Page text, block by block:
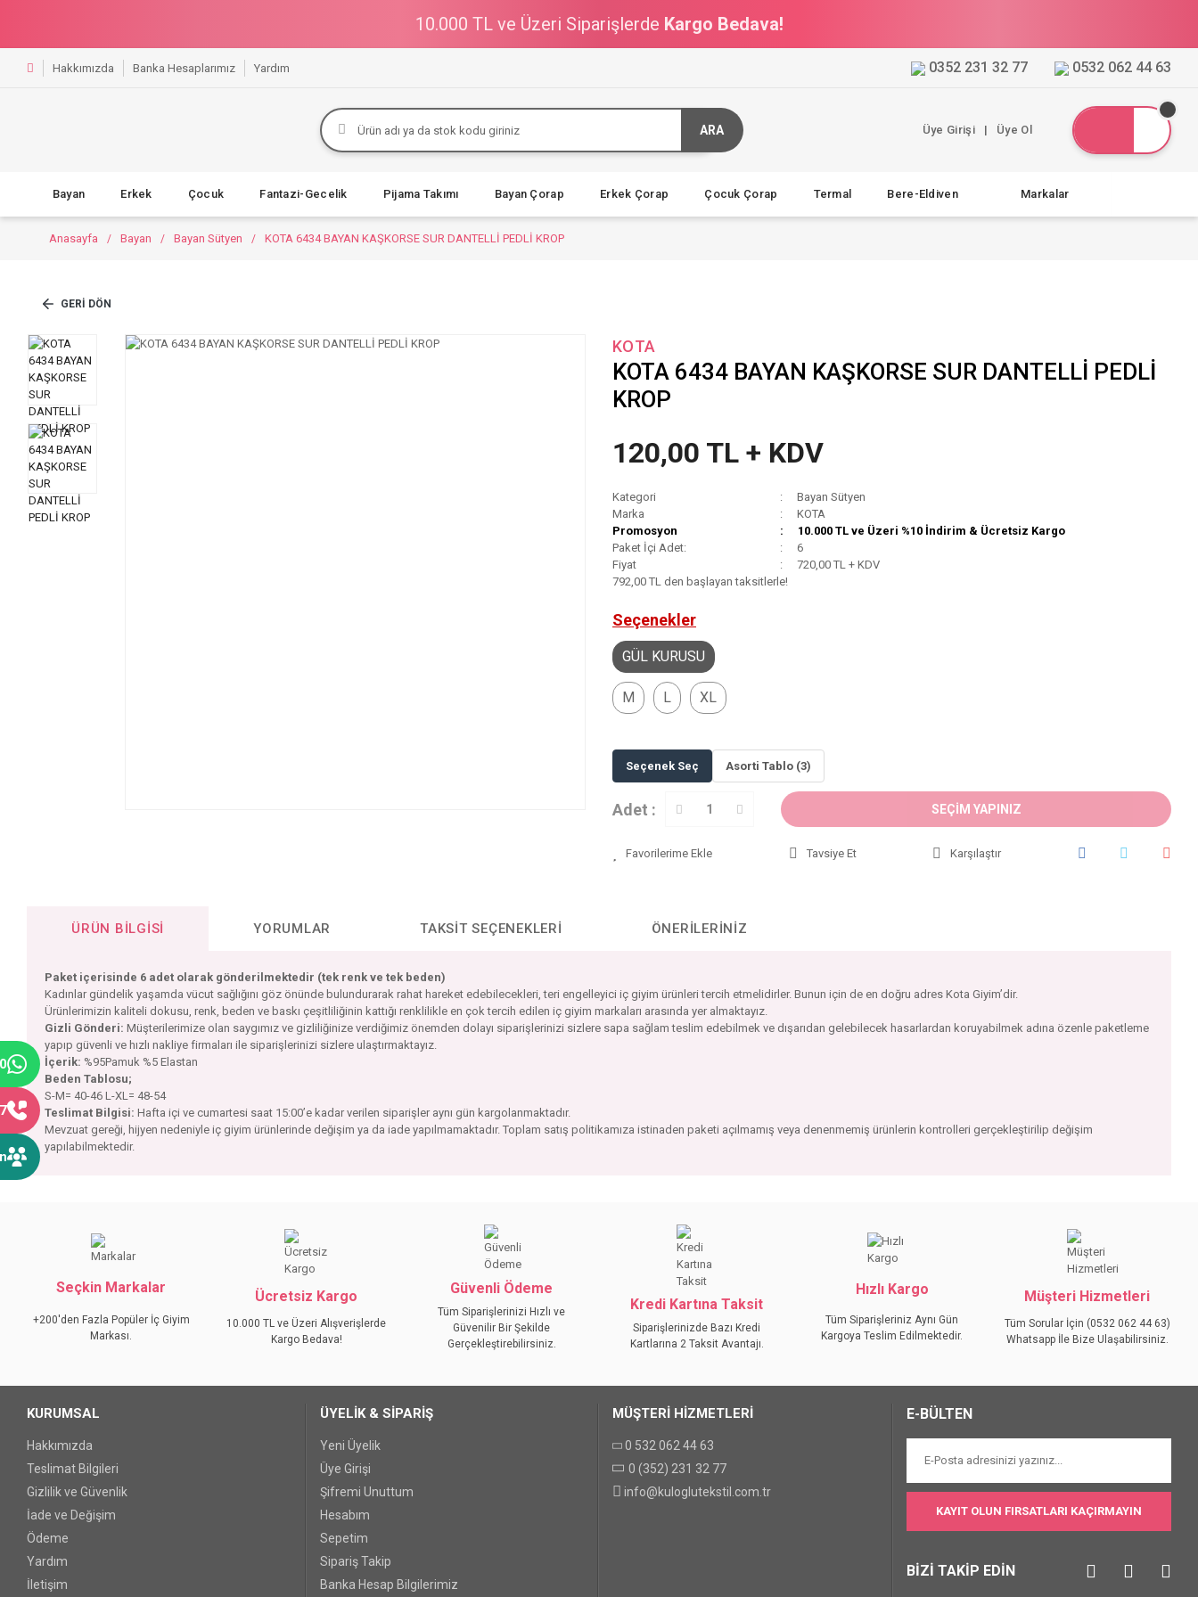
10.000 TL ve Üzeri Siparişlerde Kargo Bedava!
Hakkımızda Banka Hesaplarımız Yardım 0352 231 32 77 0532 062 44 63
ARA Üye Girişi | Üye Ol
Bayan Erkek Çocuk Fantazi-Gecelik Pijama Takımı Bayan Çorap Erkek Çorap Çocuk Çorap Termal Bere-Eldiven Markalar
Anasayfa Bayan Bayan Sütyen KOTA 6434 BAYAN KAŞKORSE SUR DANTELLİ PEDLİ KROP
GERI DÖN
KOTA
KOTA 6434 BAYAN KAŞKORSE SUR DANTELLİ PEDLİ
KROP
120,00 TL + KDV
Kategori
Bayan Sütyen
Marka
KOTA
Promosyon
10.000 TL ve Üzeri %10 İndirim & Ücretsiz Kargo
Paket İçi Adet:
6
Fiyat
720,00 TL + KDV
792,00 TL den başlayan taksitlerle!
Seçenekler
GÜL KURUSU
M L XL
Seçenek Seç Asorti Tablo (3)
Adet : SEÇİM YAPINIZ
Tavsiye Et Karşılaştır
ÜRÜN BILGISI YORUMLAR TAKSIT SEÇENEKLERI ÖNERILERINIZ
Paket içerisinde 6 adet olarak gönderilmektedir (tek renk ve tek beden)
Kadınlar gündelik yaşamda vücut sağlığını göz önünde bulundurarak rahat hareket edebilecekleri, teri engelleyici iç giyim ürünleri tercih etmelidirler. Bunun için de en doğru adres Kota Giyim’dir.
Ürünlerimizin kaliteli dokusu, renk, beden ve baskı çeşitliliğinin kattığı renklilikle en çok tercih edilen iç giyim markaları arasında yer almaktayız.
Gizli Gönderi: Müşterilerimize olan saygımız ve gizliliğinize verdiğimiz önemden dolayı siparişlerinizi sizlere sapa sağlam teslim edebilmek ve dışarıdan gelebilecek hasarlardan koruyabilmek adına özenle paketleme
yapıp güvenli ve hızlı nakliye firmaları ile siparişlerinizi sizlere ulaştırmaktayız.
İçerik: %95Pamuk %5 Elastan
Beden Tablosu;
S-M= 40-46 L-XL= 48-54
Teslimat Bilgisi: Hafta içi ve cumartesi saat 15:00’e kadar verilen siparişler aynı gün kargolanmaktadır.
Mevzuat gereği, hijyen nedeniyle iç giyim ürünlerinde değişim ya da iade yapılmamaktadır. Toplam satış politikamıza istinaden paketi açılmamış veya denenmemiş ürünlerin kontrolleri gerçekleştirilip değişim
yapılabilmektedir.
Ürün resmi kalitesiz, bozuk veya görüntülenemiyor.
Ürün açıklamasında eksik bilgiler bulunuyor.
Ürün bilgilerinde hatalar bulunuyor.
Ürün fiyatı diğer sitelerden daha pahalı.
GÖNDER
Seçkin Markalar
+200'den Fazla Popüler İç Giyim
Markası.
Ücretsiz Kargo
10.000 TL ve Üzeri Alışverişlerde
Kargo Bedava!
Güvenli Ödeme
Tüm Siparişlerinizi Hızlı ve
Güvenilir Bir Şekilde
Gerçekleştirebilirsiniz.
Kredi Kartına Taksit
Siparişlerinizde Bazı Kredi
Kartlarına 2 Taksit Avantajı.
Hızlı Kargo
Tüm Siparişleriniz Aynı Gün
Kargoya Teslim Edilmektedir.
Müşteri Hizmetleri
Tüm Sorular İçin (0532 062 44 63)
Whatsapp İle Bize Ulaşabilirsiniz.
KURUMSAL
Hakkımızda
Teslimat Bilgileri
Gizlilik ve Güvenlik
İade ve Değişim
Ödeme
Yardım
İletişim
ÜYELİK & SİPARİŞ
Yeni Üyelik
Üye Girişi
Şifremi Unuttum
Hesabım
Sepetim
Sipariş Takip
Banka Hesap Bilgilerimiz
MÜŞTERİ HİZMETLERİ
0 532 062 44 63
0 (352) 231 32 77
info@kuloglutekstil.com.tr
E-BÜLTEN
KAYIT OLUN FIRSATLARI KAÇIRMAYIN
BİZİ TAKİP EDİN